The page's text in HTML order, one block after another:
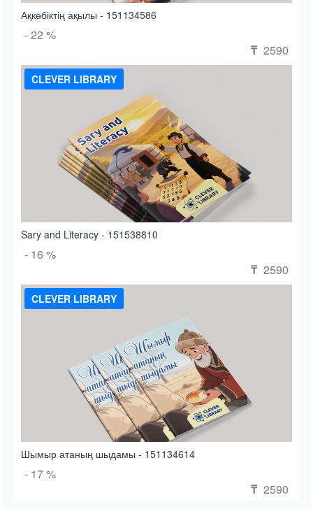
Ақкөбіктің ақылы - 151134586
- 22 %
₸ 2590
CLEVER LIBRARY
Sary and Literacy - 151538810
- 16 %
₸ 2590
CLEVER LIBRARY
Шымыр атаның шыдамы - 151134614
- 17 %
₸ 2590